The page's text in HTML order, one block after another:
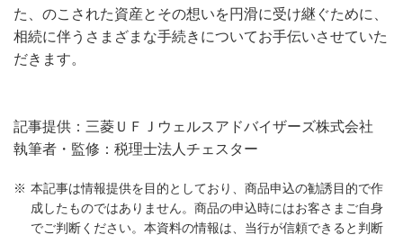
た、のこされた資産とその想いを円滑に受け継ぐために、
相続に伴うさまざまな手続きについてお手伝いさせていた
だきます。
記事提供：三菱ＵＦＪウェルスアドバイザーズ株式会社
執筆者・監修：税理士法人チェスター
本記事は情報提供を目的としており、商品申込の勧誘目的で作
成したものではありません。商品の申込時にはお客さまご自身
でご判断ください。本資料の情報は、当行が信頼できると判断